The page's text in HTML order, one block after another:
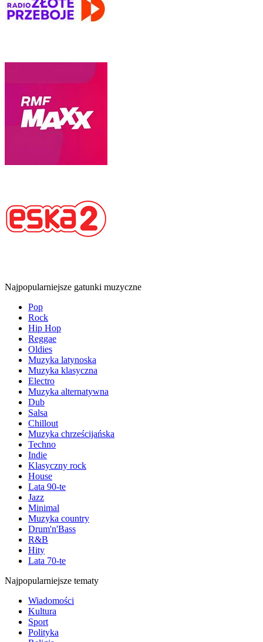
Najpopularniejsze gatunki muzyczne
Pop
Rock
Hip Hop
Reggae
Oldies
Muzyka latynoska
Muzyka klasyczna
Electro
Muzyka alternatywna
Dub
Salsa
Chillout
Muzyka chrześcijańska
Techno
Indie
Klasyczny rock
House
Lata 90-te
Jazz
Minimal
Muzyka country
Drum'n'Bass
R&B
Hity
Lata 70-te
Najpopularniejsze tematy
Wiadomości
Kultura
Sport
Polityka